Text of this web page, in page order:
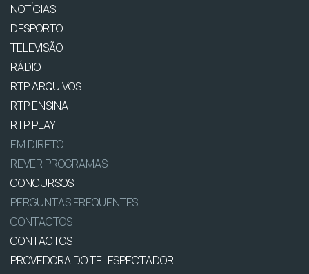
NOTÍCIAS
DESPORTO
TELEVISÃO
RÁDIO
RTP ARQUIVOS
RTP ENSINA
RTP PLAY
EM DIRETO
REVER PROGRAMAS
CONCURSOS
PERGUNTAS FREQUENTES
CONTACTOS
CONTACTOS
PROVEDORA DO TELESPECTADOR